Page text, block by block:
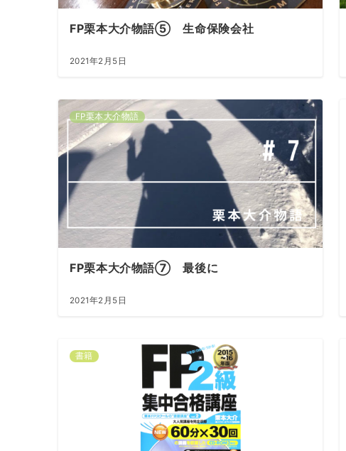
FP栗本大介物語⑤ 生命保険会社
2021年2月5日
FP栗本大介物語
FP栗本大介物語⑦ 最後に
2021年2月5日
書籍